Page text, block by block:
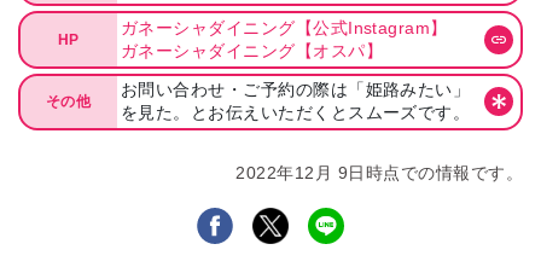
HP
ガネーシャダイニング【公式Instagram】
ガネーシャダイニング【オスパ】
その他
お問い合わせ・ご予約の際は「姫路みたい」
を見た。とお伝えいただくとスムーズです。
2022年12月 9日時点での情報です。